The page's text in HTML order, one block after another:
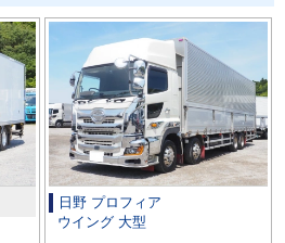
日野 プロフィア
ウイング 大型